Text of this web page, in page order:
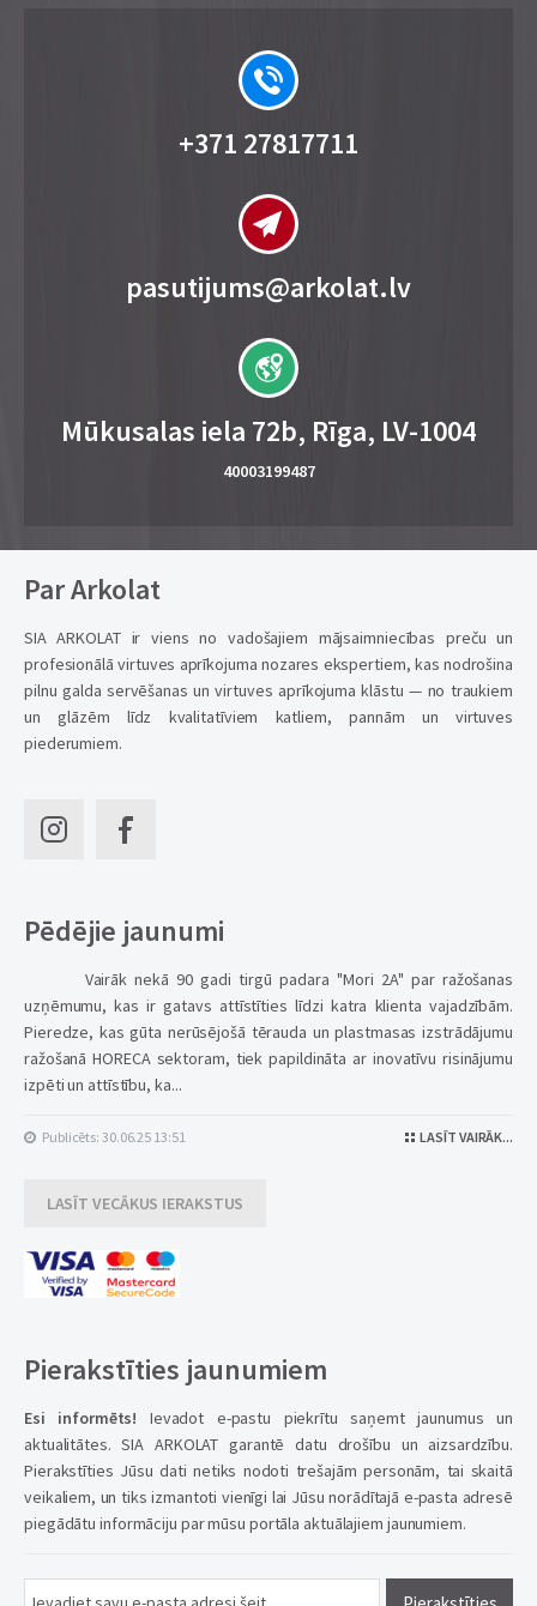
+371 27817711
pasutijums@arkolat.lv
Mūkusalas iela 72b, Rīga, LV-1004
40003199487
Par Arkolat
SIA ARKOLAT ir viens no vadošajiem mājsaimniecības preču un
profesionālā virtuves aprīkojuma nozares ekspertiem, kas nodrošina
pilnu galda servēšanas un virtuves aprīkojuma klāstu — no traukiem
un glāzēm līdz kvalitatīviem katliem, pannām un virtuves
piederumiem.
Pēdējie jaunumi
Vairāk nekā 90 gadi tirgū padara "Mori 2A" par ražošanas
uzņēmumu, kas ir gatavs attīstīties līdzi katra klienta vajadzībām.
Pieredze, kas gūta nerūsējošā tērauda un plastmasas izstrādājumu
ražošanā HORECA sektoram, tiek papildināta ar inovatīvu risinājumu
izpēti un attīstību, ka...
Publicēts: 30.06.25 13:51 LASĪT VAIRĀK...
LASĪT VECĀKUS IERAKSTUS
Pierakstīties jaunumiem
Esi informēts! Ievadot e-pastu piekrītu saņemt jaunumus un
aktualitātes. SIA ARKOLAT garantē datu drošību un aizsardzību.
Pierakstīties Jūsu dati netiks nodoti trešajām personām, tai skaitā
veikaliem, un tiks izmantoti vienīgi lai Jūsu norādītajā e-pasta adresē
piegādātu informāciju par mūsu portāla aktuālajiem jaunumiem.